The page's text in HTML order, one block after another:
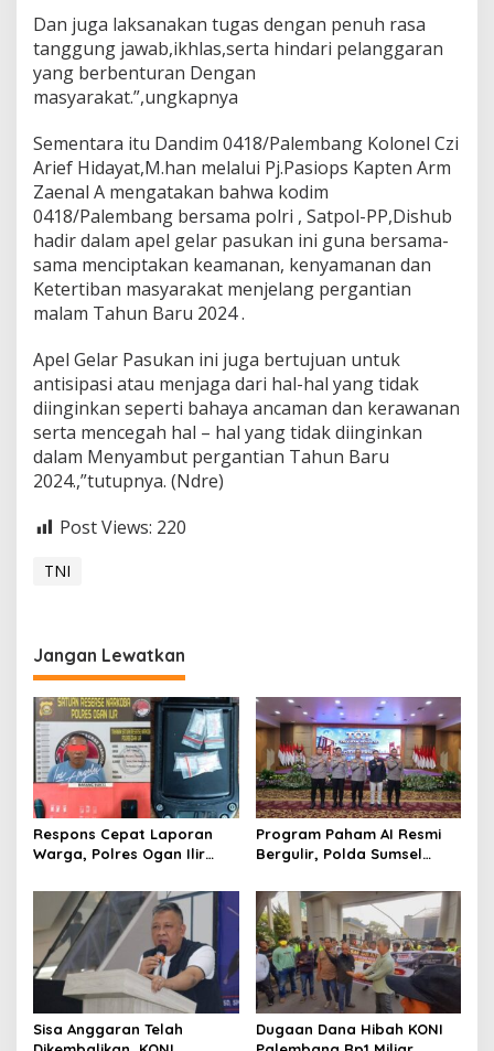
Dan juga laksanakan tugas dengan penuh rasa
tanggung jawab,ikhlas,serta hindari pelanggaran
yang berbenturan Dengan
masyarakat.”,ungkapnya
Sementara itu Dandim 0418/Palembang Kolonel Czi
Arief Hidayat,M.han melalui Pj.Pasiops Kapten Arm
Zaenal A mengatakan bahwa kodim
0418/Palembang bersama polri , Satpol-PP,Dishub
hadir dalam apel gelar pasukan ini guna bersama-
sama menciptakan keamanan, kenyamanan dan
Ketertiban masyarakat menjelang pergantian
malam Tahun Baru 2024 .
Apel Gelar Pasukan ini juga bertujuan untuk
antisipasi atau menjaga dari hal-hal yang tidak
diinginkan seperti bahaya ancaman dan kerawanan
serta mencegah hal – hal yang tidak diinginkan
dalam Menyambut pergantian Tahun Baru
2024.,”tutupnya. (Ndre)
Post Views: 220
TNI
Jangan Lewatkan
Respons Cepat Laporan
Warga, Polres Ogan Ilir
Pemulutan Selatan
Program Paham AI Resmi
Bergulir, Polda Sumsel
Hingga Polres
Sisa Anggaran Telah
Dugaan Dana Hibah KONI